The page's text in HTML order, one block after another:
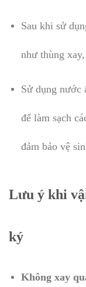
Sau khi sử
như thùng
Sử dụng nước
để làm sạch
đảm bảo vệ
Lưu ý khi
ký
Không xay